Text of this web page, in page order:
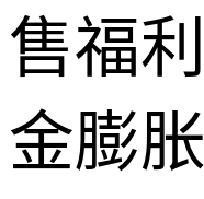
售福
金膨